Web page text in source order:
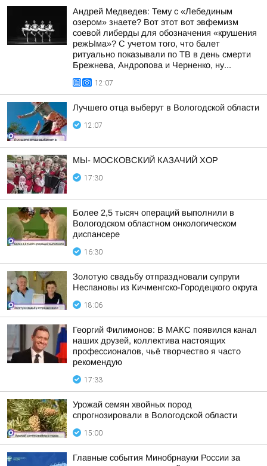
Андрей Медведев: Тему с «Лебединым
озером» знаете? Вот этот вот эвфемизм
соевой либерды для обозначения «крушения
режЫма»? С учетом того, что балет
ритуально показывали по ТВ в день смерти
Брежнева, Андропова и Черненко, ну...
12:07
Лучшего отца выберут в Вологодской области
12:07
МЫ- МОСКОВСКИЙ КАЗАЧИЙ ХОР
17:30
Более 2,5 тысяч операций выполнили в
Вологодском областном онкологическом
диспансере
16:30
Золотую свадьбу отпраздновали супруги
Неспановы из Кичменгско-Городецкого округа
18:06
Георгий Филимонов: В МАКС появился канал
наших друзей, коллектива настоящих
профессионалов, чьё творчество я часто
рекомендую
17:33
Урожай семян хвойных пород
спрогнозировали в Вологодской области
15:00
Главные события Минобрнауки России за